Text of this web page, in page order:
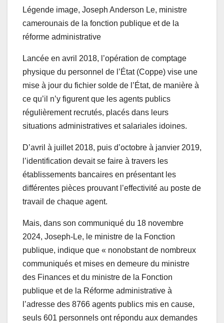
Légende image, Joseph Anderson Le, ministre
camerounais de la fonction publique et de la
réforme administrative
Lancée en avril 2018, l’opération de comptage
physique du personnel de l’État (Coppe) vise une
mise à jour du fichier solde de l’État, de manière à
ce qu’il n’y figurent que les agents publics
régulièrement recrutés, placés dans leurs
situations administratives et salariales idoines.
D’avril à juillet 2018, puis d’octobre à janvier 2019,
l’identification devait se faire à travers les
établissements bancaires en présentant les
différentes pièces prouvant l’effectivité au poste de
travail de chaque agent.
Mais, dans son communiqué du 18 novembre
2024, Joseph-Le, le ministre de la Fonction
publique, indique que « nonobstant de nombreux
communiqués et mises en demeure du ministre
des Finances et du ministre de la Fonction
publique et de la Réforme administrative à
l’adresse des 8766 agents publics mis en cause,
seuls 601 personnels ont répondu aux demandes